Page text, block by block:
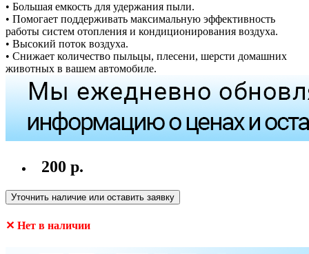
• Большая емкость для удержания пыли.
• Помогает поддерживать максимальную эффективность
работы систем отопления и кондиционирования воздуха.
• Высокий поток воздуха.
• Снижает количество пыльцы, плесени, шерсти домашних
животных в вашем автомобиле.
200 р.
Уточнить наличие или оставить заявку
✕ Нет в наличии